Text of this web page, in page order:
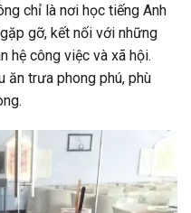
chỉ là nơi học tiếng Anh
gỡ, kết nối với những
hệ công việc và xã hội.
ăn trưa phong phú, phù